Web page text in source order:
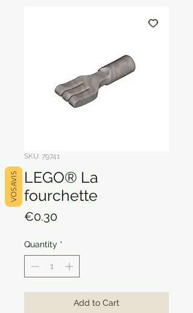
SKU: 79741
LEGO® La
fourchette
€0.30Price
Quantity *
Add to Cart
VOS AVIS